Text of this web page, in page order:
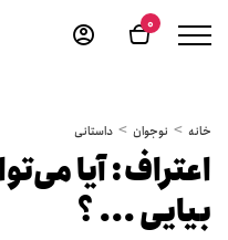
0
خانه نوجوان داستانی
اعتراف: آیا
بیایی ... ؟